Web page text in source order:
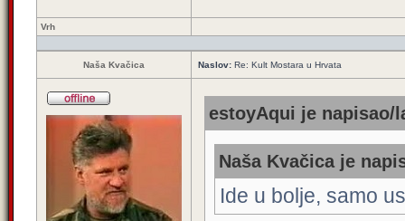
Vrh
Naša Kvačica Naslov: Re: Kult Mostara u Hrvata
estoyAqui je napisao/
Naša Kvačica je
Ide u bolje, samo